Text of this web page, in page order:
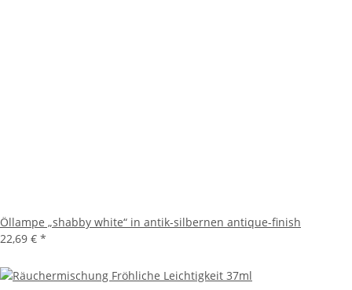
Öllampe „shabby white“ in antik-silbernen antique-finish
22,69 € *